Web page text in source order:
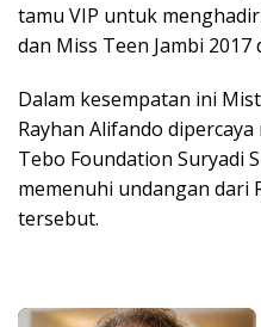
tamu VIP untuk
dan Miss Teen Jambi 2017
Dalam kesempatan ini
Rayhan Alifando
Tebo Foundation Suryadi
memenuhi undangan dari
tersebut.